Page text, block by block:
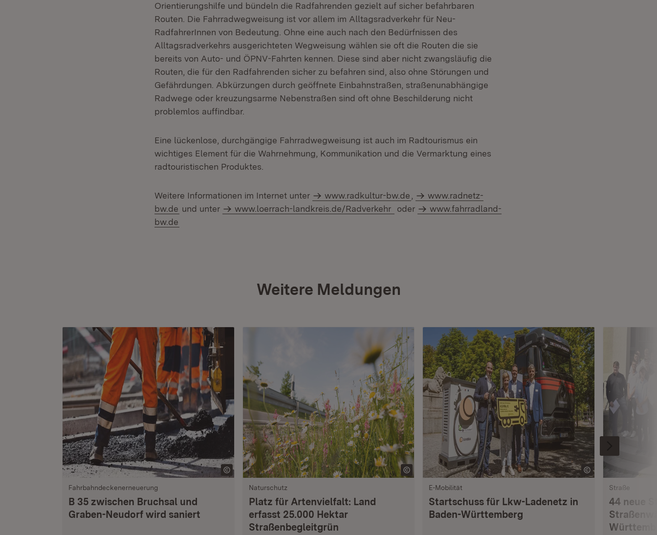
Orientierungshilfe und bündeln die Radfahrenden gezielt auf sicher befahrbaren
Routen. Die Fahrradwegweisung ist vor allem im Alltagsradverkehr für Neu-
RadfahrerInnen von Bedeutung. Ohne eine auch nach den Bedürfnissen des
Alltagsradverkehrs ausgerichteten Wegweisung wählen sie oft die Routen die sie
bereits von Auto- und ÖPNV-Fahrten kennen. Diese sind aber nicht zwangsläufig die
Routen, die für den Radfahrenden sicher zu befahren sind, also ohne Störungen und
Gefährdungen. Abkürzungen durch geöffnete Einbahnstraßen, straßenunabhängige
Radwege oder kreuzungsarme Nebenstraßen sind oft ohne Beschilderung nicht
problemlos auffindbar.
Eine lückenlose, durchgängige Fahrradwegweisung ist auch im Radtourismus ein
wichtiges Element für die Wahrnehmung, Kommunikation und die Vermarktung eines
radtouristischen Produktes.
Weitere Informationen im Internet unter www.radkultur-bw.de
www.radnetz-
bw.de und unter www.loerrach-landkreis.de/Radverkehr oder
www.fahrradland-
bw.de
Weitere Meldungen
Fahrbahndeckenerneuerung
B 35 zwischen Bruchsal und
Graben-Neudorf wird saniert
Naturschutz
Platz für Artenvielfalt: Land
erfasst 25.000 Hektar
Straßenbegleitgrün
E-Mobilität
Startschuss für Lkw-Ladenetz in
Baden-Württemberg
Straße
44 neue